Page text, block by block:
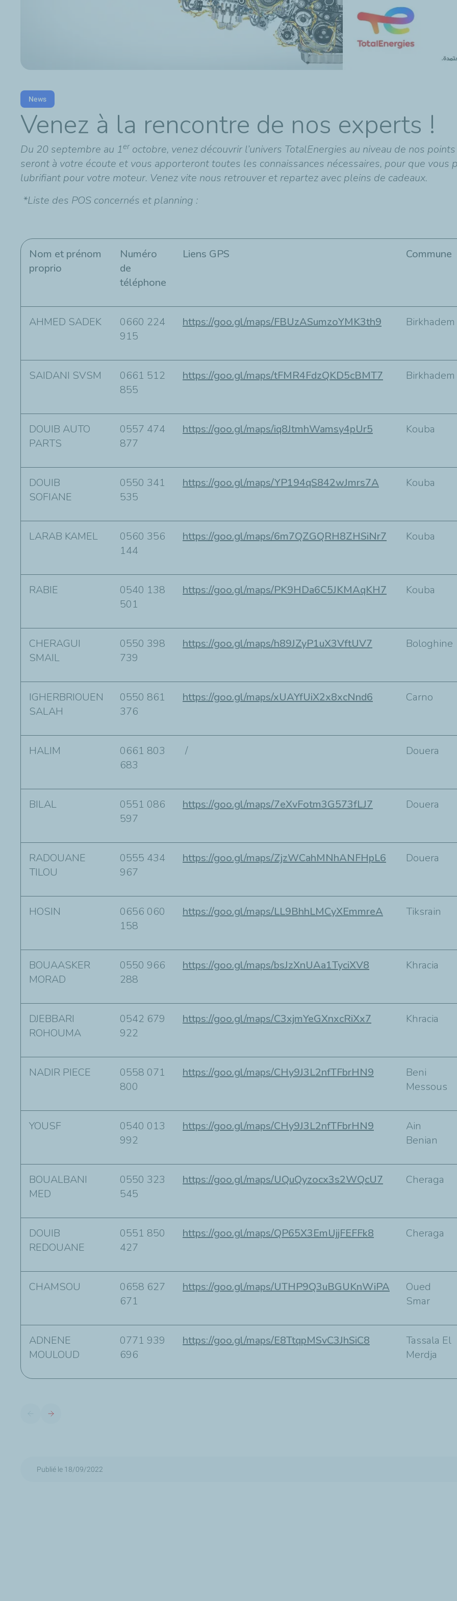
News
Venez à la rencontre de nos experts !
Du 20 septembre au 1eroctobre, venez découvrir l’univers TotalEnergies au niveau de nos
seront à votre écoute et vous apporteront toutes les connaissances nécessaires, pour que vous
lubrifiant pour votre moteur. Venez vite nous retrouver et repartez avec pleins de cadeaux.
*Liste des POS concernés et planning :
Nom etprénom
proprio
Numéro
de
téléphone
Liens GPS Commune
AHMED SADEK
0660 224
915
https://goo.gl/maps/FBUzASumzoYMK3th9 Birkhadem
SAIDANI SVSM
0661 512
855
https://goo.gl/maps/tFMR4FdzQKD5cBMT7 Birkhadem
DOUIB AUTO
PARTS
0557 474
877
https://goo.gl/maps/iq8JtmhWamsy4pUr5 Kouba
DOUIB
SOFIANE
0550 341
535
https://goo.gl/maps/YP194qS842wJmrs7A Kouba
LARAB KAMEL
0560 356
144
https://goo.gl/maps/6m7QZGQRH8ZHSiNr7 Kouba
RABIE
0540 138
501
https://goo.gl/maps/PK9HDa6C5JKMAqKH7 Kouba
CHERAGUI
SMAIL
0550 398
739
https://goo.gl/maps/h89JZyP1uX3VftUV7 Bologhine
IGHERBRIOUEN
SALAH
0550 861
376
https://goo.gl/maps/xUAYfUiX2x8xcNnd6 Carno
HALIM
0661 803
683
/ Douera
BILAL
0551 086
597
https://goo.gl/maps/7eXvFotm3G573fLJ7 Douera
RADOUANE
TILOU
0555 434
967
https://goo.gl/maps/ZjzWCahMNhANFHpL6 Douera
HOSIN
0656 060
158
https://goo.gl/maps/LL9BhhLMCyXEmmreA Tiksrain
BOUAASKER
MORAD
0550 966
288
https://goo.gl/maps/bsJzXnUAa1TyciXV8 Khracia
DJEBBARI
ROHOUMA
0542 679
922
https://goo.gl/maps/C3xjmYeGXnxcRiXx7 Khracia
NADIR PIECE
0558 071
800
https://goo.gl/maps/CHy9J3L2nfTFbrHN9
Beni
Messous
YOUSF
0540 013
992
https://goo.gl/maps/CHy9J3L2nfTFbrHN9
Ain
Benian
BOUALBANI
MED
0550 323
545
https://goo.gl/maps/UQuQyzocx3s2WQcU7 Cheraga
DOUIB
REDOUANE
0551 850
427
https://goo.gl/maps/QP65X3EmUjjFEFFk8 Cheraga
CHAMSOU
0658 627
671
https://goo.gl/maps/UTHP9Q3uBGUKnWiPA
Oued
Smar
ADNENE
MOULOUD
0771 939
696
https://goo.gl/maps/E8TtqpMSvC3JhSiC8
Tassala El
Merdja
Publié le 18/09/2022